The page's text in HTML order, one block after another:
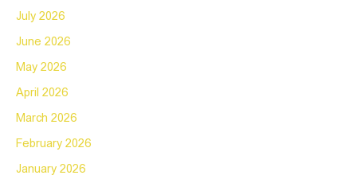
July 2026
June 2026
May 2026
April 2026
March 2026
February 2026
January 2026